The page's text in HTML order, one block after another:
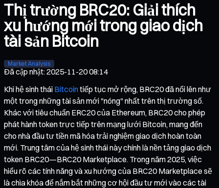
Thị trường BRC20: Giải thích
xu hướng mới trong giao dịch
tài sản Bitcoin
Market Analysis
Đã cập nhật:2025-11-20 08:14
Khi hệ sinh thái Bitcointiếp tục mở rộng, BRC20 đã nổi lên như
một trong những tài sản mới "nóng" nhất trên thị trường số.
Khác với tiêu chuẩn ERC20 của Ethereum, BRC20 cho phép
phát hành token trực tiếp trên mạng lưới Bitcoin, mang đến
cho nhà đầu tư tiền mã hóa trải nghiệm giao dịch hoàn toàn
mới. Trung tâm của hệ sinh thái này chính là nền tảng giao dịch
token BRC20—BRC20 Marketplace. Trong năm 2025, việc
hiểu rõ các tính năng và xu hướng của BRC20 Marketplace sẽ
là chìa khóa để nắm bắt những cơ hội đầu tư mới vào các tài